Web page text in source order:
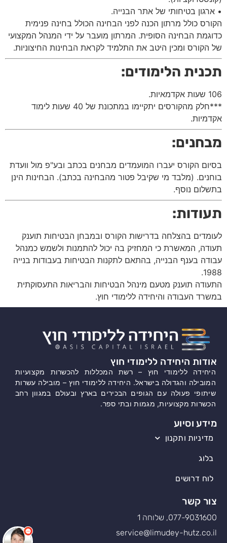
• ארגון בטיחותי של אתר הבנייה.
הקורס כולל מרתון הכנה לפני הבחינה הכולל בחינה פנימית
כדוגמת הבחינה הסופית. המרתון מועבר על ידי המנהל המקצועי
של הקורס ומכין היטב את התלמיד לקראת הבחינות החיצוניות.
תכנית הלימודים:
106 שעות אקדמאיות.
***חלק מהקורסים יתקיימו במתכונת של 40 שעות לימוד
אקדמיות.
מבחנים:
בסיום הקורס יעברו המועמדים מבחנים בכתב ובע"פ מול וועדת
בוחנים. (מלבד מי שקיבל פטור מהבחינה בכתב). הבחינות הינן
בתשלום נוסף.
תעודות:
לעומדים בהצלחה בדרישות הקורס ובמבחן הבטיחות תוענק
תעודה, המאשרת כי המחזיק בה יכול להתמנות ולשמש כמנהל
עבודה בענף הבנייה, בהתאם לתקנות הבטיחות בעבודות בנייה
1988.
התעודה תוענק מטעם מינהל הבטיחות והבריאות התעסוקתית
במשרד העבודה והיחידה ללימודי חוץ.
אודות היחידה ללימודי חוץ
היחידה ללימודי חוץ – רשת המכללות להכשרות מקצועיות
המובילה והגדולה בישראל. היחידה ללימודי חוץ – מובילה עשרות
שיתופי פעולה עם הגופים הבכירים בארץ ובעולם במגוון רחב
הכשרות מקצועיות, מגמות ובתי ספר.
מידע וסיוע
מדיניות ותקנון
בלוג
לוח דרושים
צור קשר
077-9031600, שלוחה 1
service@limudey-hutz.co.il